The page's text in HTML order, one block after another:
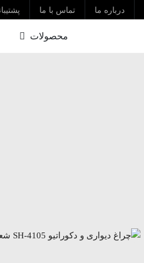
درباره ما تماس با ما
محصولات